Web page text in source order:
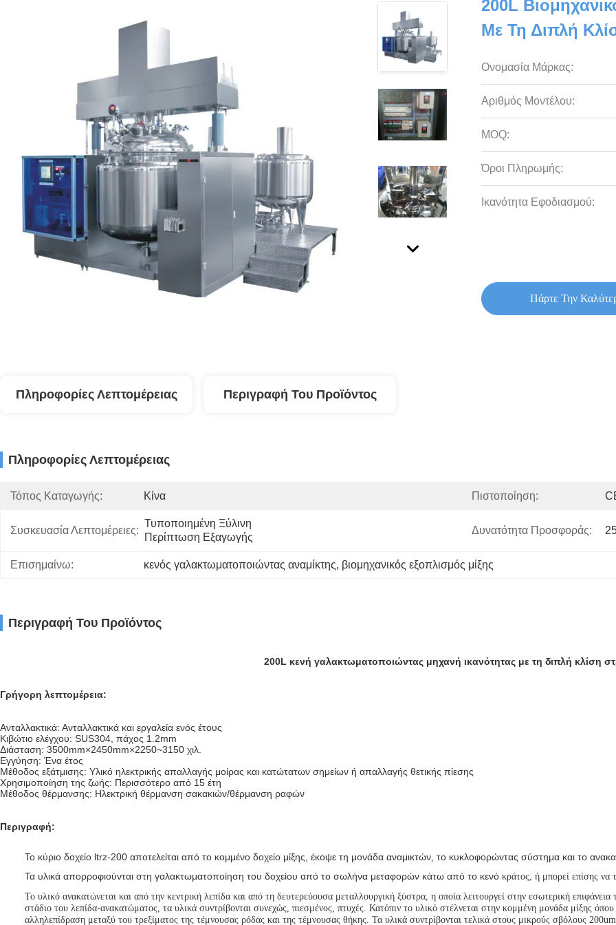
200L
Με Τη Διπλή
Ονομασία Μάρκας:
Αριθμός Μοντέλου:
MOQ:
Όροι Πληρωμής:
Ικανότητα Εφοδιασμού:
Πάρτε Την
Πληροφορίες Λεπτομέρειας Περιγραφή Του Προϊόντος
Πληροφορίες Λεπτομέρειας
Τόπος Καταγωγής: Κίνα Πιστοποίηση:
Συσκευασία Λεπτομέρειες:
Τυποποιημένη Ξύλινη
Περίπτωση Εξαγωγής
Δυνατότητα Προσφοράς:
Επισημαίνω: κενός γαλακτωματοποιώντας αναμίκτης, βιομηχανικός εξοπλισμός μίξης
Περιγραφή Του Προϊόντος
200L κενή γαλακτωματοποιώντας μηχανή ικανότητας με τη διπλή κλίση
Γρήγορη λεπτομέρεια:
Ανταλλακτικά: Ανταλλακτικά και εργαλεία ενός έτους
Κιβώτιο ελέγχου: SUS304, πάχος 1.2mm
Διάσταση: 3500mm×2450mm×2250~3150 χιλ.
Εγγύηση: Ένα έτος
Μέθοδος εξάτμισης: Υλικό ηλεκτρικής απαλλαγής μοίρας και κατώτατων σημείων ή απαλλαγής θετικής πίεσης
Χρησιμοποίηση της ζωής: Περισσότερο από 15 έτη
Μέθοδος θέρμανσης: Ηλεκτρική θέρμανση σακακιών/θέρμανση ραφών
Περιγραφή:
Το κύριο δοχείο ltrz-200 αποτελείται από το κομμένο δοχείο μίξης, έκοψε τη μονάδα αναμικτών, το κυκλοφορώντας σύστημα και το
Τα υλικά απορροφιούνται στη γαλακτωματοποίηση του δοχείου από το σωλήνα μεταφορών κάτω από το κενό κράτος, ή μπορεί επίσης να
Το υλικό ανακατώνεται και από την κεντρική λεπίδα και από τη δευτερεύουσα μεταλλουργική ξύστρα, η οποία λειτουργεί στην εσωτερική
στάδιο του λεπίδα-ανακατώματος, τα υλικά συντρίβονται συνεχώς, πιεσμένος, πτυχές. Κατόπιν το υλικό στέλνεται στην κομμένη μονάδα μίξης
αλληλεπίδραση μεταξύ του τρεξίματος της τέμνουσας ρόδας και της τέμνουσας θήκης. Τα υλικά συντρίβονται τελικά στους μικρούς σβόλους